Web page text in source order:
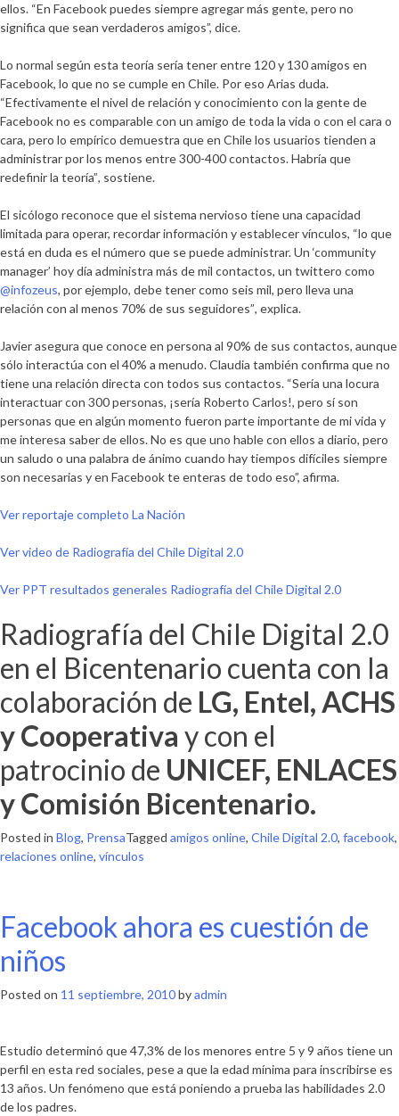
ellos. “En Facebook puedes siempre agregar más gente, pero no
significa que sean verdaderos amigos”, dice.
Lo normal según esta teoría sería tener entre 120 y 130 amigos en
Facebook, lo que no se cumple en Chile. Por eso Arias duda.
“Efectivamente el nivel de relación y conocimiento con la gente de
Facebook no es comparable con un amigo de toda la vida o con el cara o
cara, pero lo empírico demuestra que en Chile los usuarios tienden a
administrar por los menos entre 300-400 contactos. Habría que
redefinir la teoría”, sostiene.
El sicólogo reconoce que el sistema nervioso tiene una capacidad
limitada para operar, recordar información y establecer vínculos, “lo que
está en duda es el número que se puede administrar. Un ‘community
manager’ hoy día administra más de mil contactos, un twittero como
@infozeus, por ejemplo, debe tener como seis mil, pero lleva una
relación con al menos 70% de sus seguidores”, explica.
Javier asegura que conoce en persona al 90% de sus contactos, aunque
sólo interactúa con el 40% a menudo. Claudia también confirma que no
tiene una relación directa con todos sus contactos. “Sería una locura
interactuar con 300 personas, ¡sería Roberto Carlos!, pero sí son
personas que en algún momento fueron parte importante de mi vida y
me interesa saber de ellos. No es que uno hable con ellos a diario, pero
un saludo o una palabra de ánimo cuando hay tiempos difíciles siempre
son necesarias y en Facebook te enteras de todo eso”, afirma.
Ver reportaje completo La Nación
Ver video de Radiografía del Chile Digital 2.0
Ver PPT resultados generales Radiografía del Chile Digital 2.0
Radiografía del Chile Digital 2.0
en el Bicentenario cuenta con la
colaboración de LG, Entel, ACHS
y Cooperativa y con el
patrocinio de UNICEF, ENLACES
y Comisión Bicentenario.
Posted in Blog, PrensaTagged amigos online, Chile Digital 2.0, facebook,
relaciones online, vínculos
Facebook ahora es cuestión de
niños
Posted on 11 septiembre, 2010byadmin
Estudio determinó que 47,3% de los menores entre 5 y 9 años tiene un
perfil en esta red sociales, pese a que la edad mínima para inscribirse es
13 años. Un fenómeno que está poniendo a prueba las habilidades 2.0
de los padres.